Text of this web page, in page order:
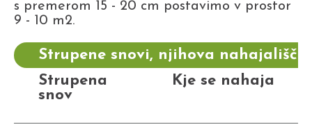
s premerom 15 - 20 cm postavimo v prostor
9 - 10 m2.
Strupene snovi, njihova
Strupena
snov
Kje se nahaja